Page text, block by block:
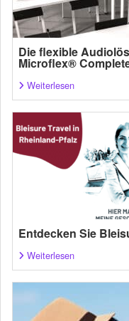
Die flexible
Microflex®
Weiterlesen
Entdecken Sie
Weiterlesen